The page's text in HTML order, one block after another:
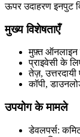
ऊपर उदाहरण इनपुट
मुख्य विशेषताएँ
मुफ़्त
प्राइवेसी के
तेज़,
कॉपी,
उपयोग के मामले
डेवलपर्स: